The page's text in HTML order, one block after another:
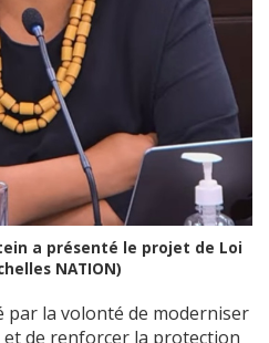
a présenté le projet de Loi
NATION)
par la volonté de moderniser
de renforcer la protection